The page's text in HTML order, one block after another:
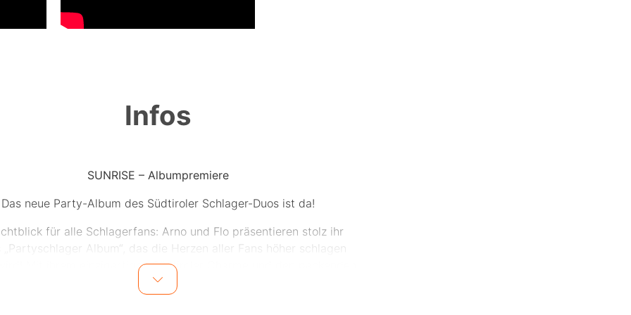
Infos
SUNRISE – Albumpremiere
Das neue Party-Album des Südtiroler Schlager-Duos ist da!
für alle Schlagerfans: Arno und Flo präsentieren stolz ihr
„Partyschlager Album“, das die Herzen aller Fans höher schlagen
wird! Mit ihrem einzigartigen Südtiroler Charme und den packenden
SUNRISE den idealen Soundtrack für jede Feier geschaffen.